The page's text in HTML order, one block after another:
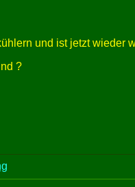
und ist jetzt wieder
?